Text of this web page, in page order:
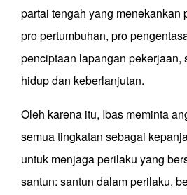
partai tengah yang menekankan
pro pertumbuhan, pro
penciptaan lapangan pekerjaan,
hidup dan keberlanjutan.
Oleh karena itu, Ibas meminta
semua tingkatan sebagai
untuk menjaga perilaku yang
santun: santun dalam perilaku,